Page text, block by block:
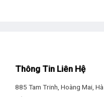
Thông Tin Liên Hệ
885 Tam Trinh, Hoàng Mai, Hà